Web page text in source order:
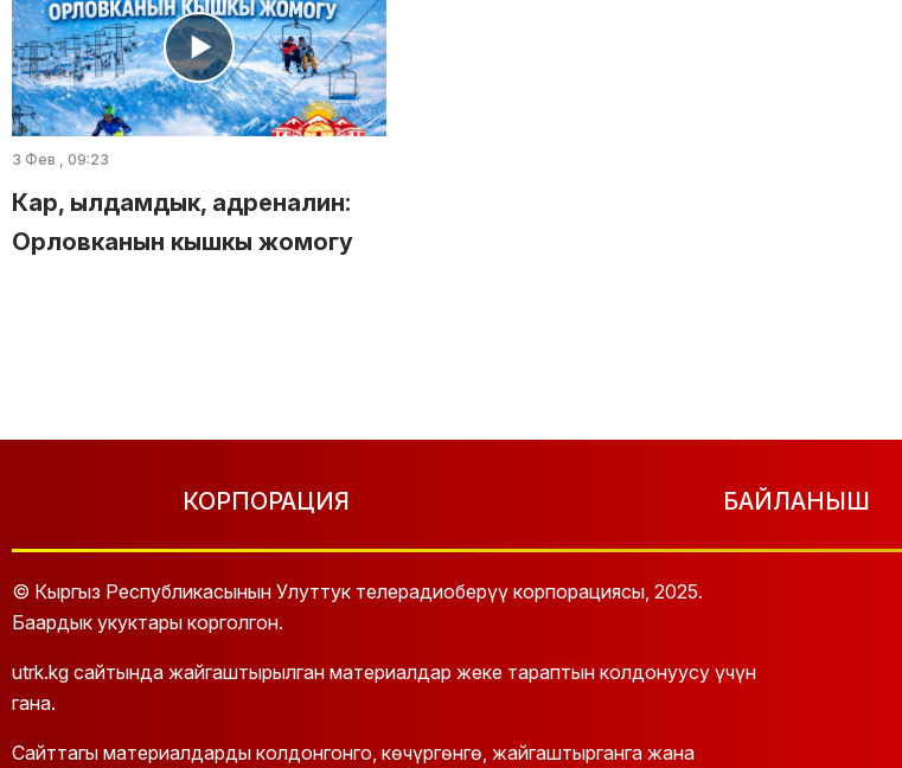
3 Фев , 09:23
Кар, ылдамдык, адреналин:
Орловканын кышкы жомогу
КОРПОРАЦИЯ БАЙЛАНЫШ
© Кыргыз Республикасынын Улуттук телерадиоберүү корпорациясы, 2025.
Баардык укуктары корголгон.
utrk.kg сайтында жайгаштырылган материалдар жеке тараптын колдонуусу үчүн
гана.
Сайттагы материалдарды колдонгонго, көчүргөнгө, жайгаштырганга жана